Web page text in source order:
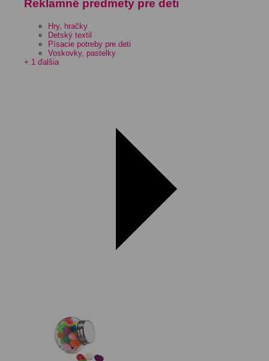
Reklamné predmety pre deti
Hry, hračky
Detský textil
Písacie potreby pre deti
Voskovky, pastelky
+ 1 ďalšia